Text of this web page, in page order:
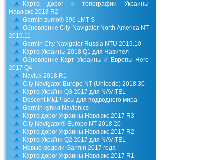
Карта дорог и топографии Украины
Навлюкс 2018 R2
Garmin zumo® 396 LMT-S
Обновление City Navigator North America NT
2019.11
Garmin City Navigator Russia NTU 2019.10
Карта Украины 2018 Q1 для Навител
Обновление Карт Украины и Европы Here
2017 Q4
Navlux 2018 R1
City Navigator Europe NT (Unicode) 2018.30
Карта України Q3 2017 для NAVITEL
Descent Mk1 Часы для подводного мира
Garmin купил Navionics
Карта дорог Украины Навлюкс 2017 R3
City Navigator® Europe NT 2018.20
Карта дорог Украины Навлюкс 2017 R2
Карта України Q2 2017 для NAVITEL
Новые модели Garmin 2017 года
Карта дорог Украины Навлюкс 2017 R1